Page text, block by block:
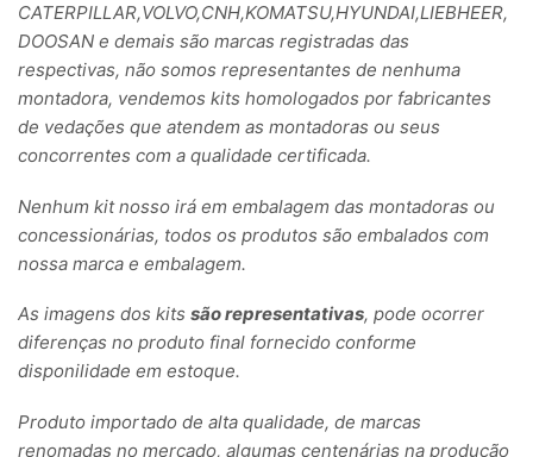
CATERPILLAR,VOLVO,CNH,KOMATSU,HYUNDAI,LIEBHEER,
DOOSAN e demais são marcas registradas das
respectivas, não somos representantes de nenhuma
montadora, vendemos kits homologados por fabricantes
de vedações que atendem as montadoras ou seus
concorrentes com a qualidade certificada.
Nenhum kit nosso irá em embalagem das montadoras ou
concessionárias, todos os produtos são embalados com
nossa marca e embalagem.
As imagens dos kits são representativas, pode ocorrer
diferenças no produto final fornecido conforme
disponilidade em estoque.
Produto importado de alta qualidade, de marcas
renomadas no mercado, algumas centenárias na produção